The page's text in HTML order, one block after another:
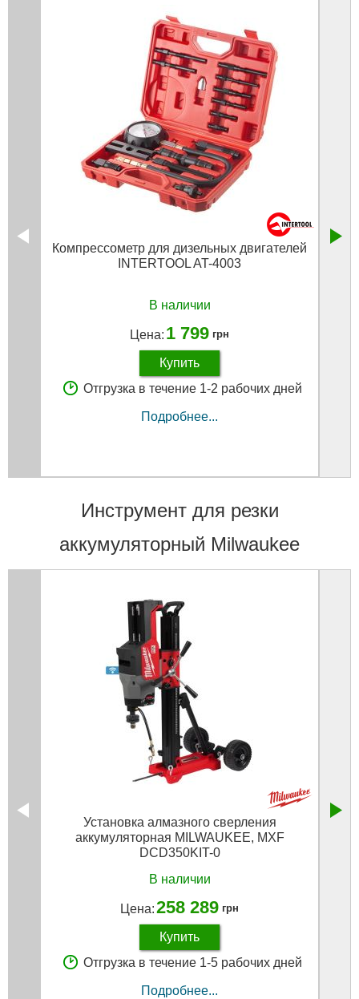
Компрессометр для дизельных двигателей
INTERTOOL AT-4003
В наличии
Цена: 1 799 грн
Купить
Отгрузка в течение 1-2 рабочих дней
Подробнее...
Инструмент для резки
аккумуляторный Milwaukee
Установка алмазного сверления
аккумуляторная MILWAUKEE, MXF
DCD350KIT-0
В наличии
Цена:258 289 грн
Купить
Отгрузка в течение 1-5 рабочих дней
Подробнее...